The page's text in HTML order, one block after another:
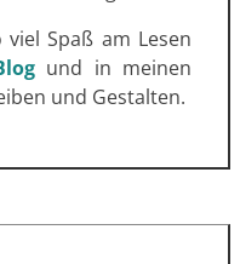
Spaß am Lesen
und in meinen
und Gestalten.